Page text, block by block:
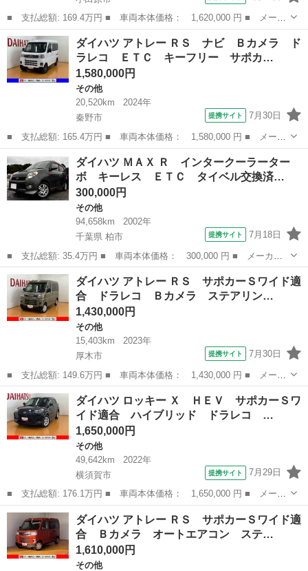
■ 支払総額: 169.4万円 ■ 車両本体価格： 1,620,000 円 ■ メーカ
ー名： ダイハツ ■ 車種名： アトレー ■ グレード名： ＲＳ
サポカーＳワイド適合 Ｂカメラ オートエアコン ステアリングス
イッチ ...
神奈川 小田原市 その他
ダイハツ アトレー ＲＳ ナビ Ｂカメラ ド
ラレコ ＥＴＣ キーフリー サポカ…
1,580,000円
その他
20,520km
2024年
秦野市
提携サイト 7月30日
■ 支払総額: 165.4万円 ■ 車両本体価格： 1,580,000 円 ■ メーカ
ー名： ダイハツ ■ 車種名： アトレー ■ グレード名： ＲＳ
ナビ Ｂカメラ ドラレコ ＥＴＣ キーフリー サポカーＳワイド
適合 ド...
神奈川 秦野市 その他
ダイハツ ＭＡＸ Ｒ インタークーラーター
ボ キーレス ＥＴＣ タイベル交換済…
300,000円
その他
94,658km
2002年
千葉県 柏市
提携サイト 7月18日
■ 支払総額: 35.4万円 ■ 車両本体価格： 300,000 円 ■ メーカー
名： ダイハツ ■ 車種名： ＭＡＸ ■ グレード名： Ｒ インタ
ークーラーターボ キーレス ＥＴＣ タイベル交換済み オールペ
イントガンメ...
千葉 柏市 その他
ダイハツ アトレー ＲＳ サポカーＳワイド適
合 ドラレコ Ｂカメラ ステアリン…
1,430,000円
その他
15,403km
2023年
厚木市
提携サイト 7月30日
■ 支払総額: 149.6万円 ■ 車両本体価格： 1,430,000 円 ■ メーカ
ー名： ダイハツ ■ 車種名： アトレー ■ グレード名： ＲＳ
サポカーＳワイド適合 ドラレコ Ｂカメラ ステアリングスイッ
チ 全車速...
神奈川 厚木市 その他
ダイハツ ロッキー Ｘ ＨＥＶ サポカーＳワ
イド適合 ハイブリッド ドラレコ …
1,650,000円
その他
49,642km
2022年
横須賀市
提携サイト 7月29日
■ 支払総額: 176.1万円 ■ 車両本体価格： 1,650,000 円 ■ メーカ
ー名： ダイハツ ■ 車種名： ロッキー ■ グレード名： Ｘ Ｈ
ＥＶ サポカーＳワイド適合 ハイブリッド ドラレコ パノラマモ
ニター対...
神奈川 横須賀市
ダイハツ アトレー ＲＳ サポカーＳワイド適
合 Ｂカメラ オートエアコン ステ…
1,610,000円
その他